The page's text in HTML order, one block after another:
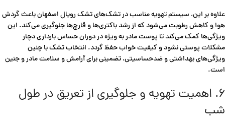
علاوه بر این، سیستم تهویه مناسب در تشک‌های تشک رویال اصفهان باعث گردش
هوا و کاهش رطوبت می‌شود که از رشد باکتری‌ها و قارچ‌ها جلوگیری می‌کند. این
ویژگی‌ها کمک می‌کند تا پوست مادر به ویژه در دوران حساس بارداری دچار
مشکلات پوستی نشود و کیفیت خواب حفظ گردد. انتخاب تشک با چنین
ویژگی‌های بهداشتی و ضدحساسیتی، تضمینی برای آرامش و سلامت مادر و جنین
است.
۶. اهمیت تهویه و جلوگیری از تعریق در طول
شب